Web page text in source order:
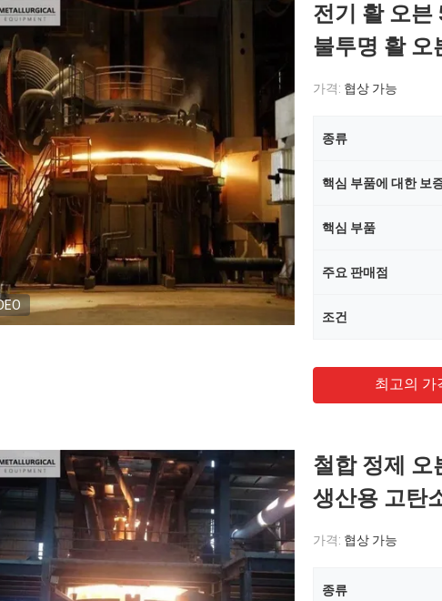
전기 활 오븐
불투명 활 오
가격: 협상 가능
종류
핵심 부품에 대한 보
핵심 부품
주요 판매점
조건
최고의 가
철합 정제
생산용 고탄
가격: 협상 가능
종류